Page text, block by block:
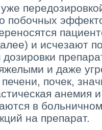
побочных
и исчезают
и даже
почек,
анемия
в
на препарат.